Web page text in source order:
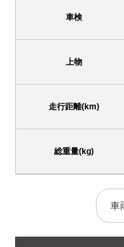
車検
上物
走行距離(km)
総重量(kg)
車